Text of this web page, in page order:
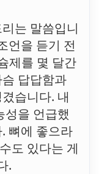
는 말씀입니
언을 듣기 전
제를 몇 달간
답답함과
습니다. 내
성을 언급했
뼈에 좋으라
도 있다는 게
.